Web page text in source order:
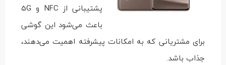
پشتیبانی از NFC و 5G
باعث می‌شود این گوشی
برای مشتریانی که به امکانات پیشرفته اهمیت می‌دهند،
جذاب باشد.